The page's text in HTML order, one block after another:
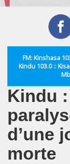
FM: Kinshasa
Kindu 103.0 ::
Kindu
d’une
morte